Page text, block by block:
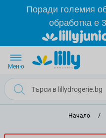
Прескачане към
Поради големия
обработка е
Меню
Начало /